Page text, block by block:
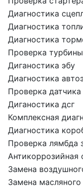
Диагностика
Диагностика
Диагностика
Проверка турбины
Диганостика эбу
Диагностика
Проверка датчика
Диганостика дсг
Комплексная
Диагностика
Проверка лямбда
Антикоррозийная
Замена
Замена